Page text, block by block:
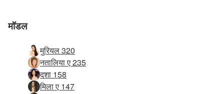
मॉडल
मुरियल 320
नतालिया ए 235
दशा 158
मिला ए 147